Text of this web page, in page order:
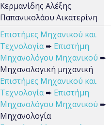
Κερμανίδης Αλέξης
Παπανικολάου Αικατερίνη
Επιστήμες Μηχανικού και
Τεχνολογία➨ Επιστήμη
Μηχανολόγου Μηχανικού ➨
Μηχανολογική μηχανική
Επιστήμες Μηχανικού και
Τεχνολογία➨ Επιστήμη
Μηχανολόγου Μηχανικού ➨
Μηχανολογία